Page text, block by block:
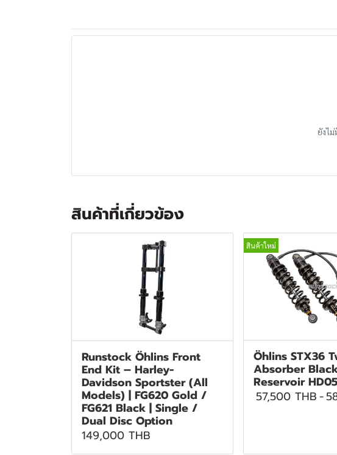
ยังไ
สินค้าที่เกี่ยวข้อง
Runstock Öhlins Front
End Kit – Harley-
Davidson Sportster (All
Models) | FG620 Gold /
FG621 Black | Single /
Dual Disc Option
149,000 THB
สินค้าใหม่
Öhlins STX36
Absorber
Reservoir
57,500 THB-